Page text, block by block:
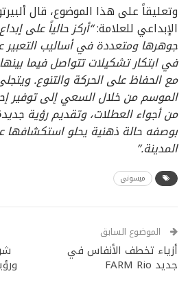
وتعليقاً على هذا الموضوع، قال
الإبداعي للعلامة:“أركز حالياً على
جوهرها ومتعددة في أساليب
في ابتكار تشكيلات تتواصل فيما
مع الحفاظ على الحركة والتنوع.
الموسم من خلال السعي إلى توفير
من أجواء العطلات، وتقديم رؤية
بوصفه حالة ذهنية يحلو
المدينة.”
ميسوني
الموضوع السابق
أزياء تخطف الأنفاس في
جديد FARM Rio ورؤية 2030